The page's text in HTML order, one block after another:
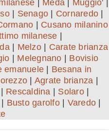
Meda Muggio'
| Senago Cornaredo
Cusano milanino
milanese
| Melzo| Carate brianza
Melegnano
Bovisio
emanuele
Besana in
Agrate brianza
Rescaldina Solaro|
Busto garolfo| Varedo